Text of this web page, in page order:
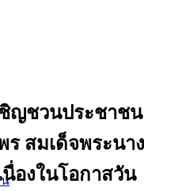
น
ญชวนประชาชน
สมเด็จพระนาง
นื่องในโอกาสวัน